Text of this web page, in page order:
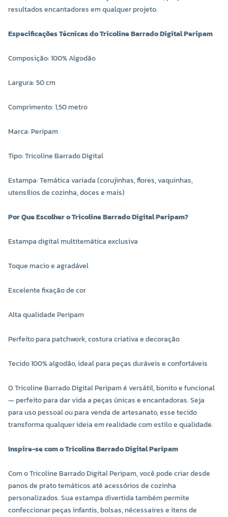
resultados encantadores em qualquer projeto.
Especificações Técnicas do Tricoline Barrado Digital Peripam
Composição: 100% Algodão
Largura: 50 cm
Comprimento: 1,50 metro
Marca: Peripam
Tipo: Tricoline Barrado Digital
Estampa: Temática variada (corujinhas, flores, vaquinhas,
utensílios de cozinha, doces e mais)
Por Que Escolher o Tricoline Barrado Digital Peripam?
Estampa digital multitemática exclusiva
Toque macio e agradável
Excelente fixação de cor
Alta qualidade Peripam
Perfeito para patchwork, costura criativa e decoração
Tecido 100% algodão, ideal para peças duráveis e confortáveis
O Tricoline Barrado Digital Peripam é versátil, bonito e funcional
— perfeito para dar vida a peças únicas e encantadoras. Seja
para uso pessoal ou para venda de artesanato, esse tecido
transforma qualquer ideia em realidade com estilo e qualidade.
Inspire-se com o Tricoline Barrado Digital Peripam
Com o Tricoline Barrado Digital Peripam, você pode criar desde
panos de prato temáticos até acessórios de cozinha
personalizados. Sua estampa divertida também permite
confeccionar peças infantis, bolsas, nécessaires e itens de